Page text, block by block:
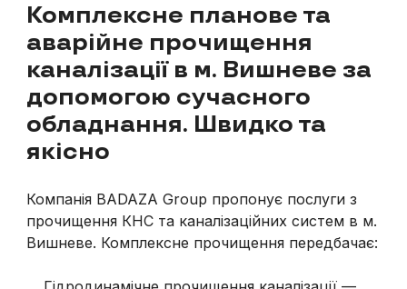
Комплексне планове та
аварійне прочищення
каналізації в м. Вишневе за
допомогою сучасного
обладнання. Швидко та
якісно
Компанія BADAZA Group пропонує послуги з
прочищення КНС та каналізаційних систем в м.
Вишневе. Комплексне прочищення передбачає: